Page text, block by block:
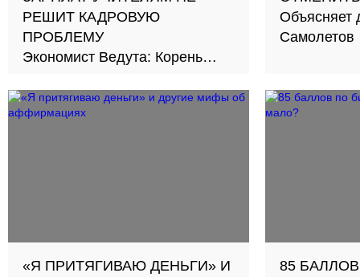
РЕШИТ КАДРОВУЮ
ПРОБЛЕМУ
Экономист Ведута: Корень
самого образования
Объясняет
Самолетов
«Я ПРИТЯГИВАЮ ДЕНЬГИ» И
85